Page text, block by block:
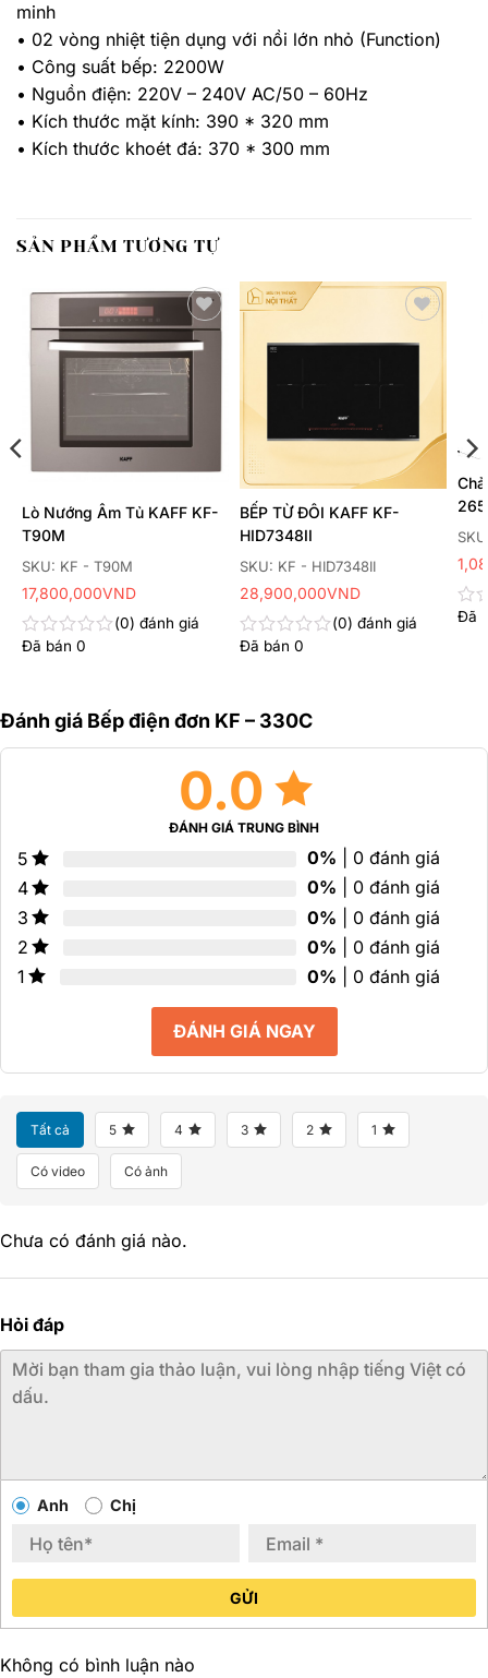
minh
• 02 vòng nhiệt tiện dụng với nồi lớn nhỏ (Function)
• Công suất bếp: 2200W
• Nguồn điện: 220V – 240V AC/50 – 60Hz
• Kích thước mặt kính: 390 * 320 mm
• Kích thước khoét đá: 370 * 300 mm
SẢN PHẨM TƯƠNG TỰ
Thêm
yêu
thích
SKU: KF - T90M
Lò Nướng Âm Tủ KAFF KF-
T90M
Được
5
0
đánh giá
Đã bán 0
17,800,000VND
SKU: KF - HID7348II
BẾP TỪ ĐÔI KAFF KF-
HID7348II
Được
5
0
đánh giá
Đã bán 0
28,900,000VND
Đã
Đánh giá Bếp điện đơn KF – 330C
0.0
ĐÁNH GIÁ TRUNG BÌNH
5 0% | 0 đánh giá
4
0% | 0 đánh giá
3
0% | 0 đánh giá
2
0% | 0 đánh giá
1
0% | 0 đánh giá
ĐÁNH GIÁ NGAY
Tất cả 5 4 3 2 1
Có video Có ảnh
Chưa có đánh giá nào.
Hỏi đáp
Anh Chị
GỬI
Không có bình luận nào